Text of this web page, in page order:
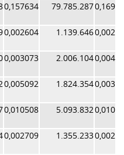
0,157634 79.785.287
0,002604 1.139.646
0,003073 2.006.104
0,005092 1.824.354
0,010508 5.093.832
0,002709 1.355.233